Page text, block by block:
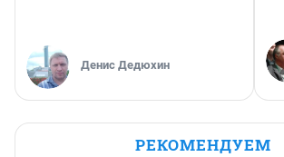
Денис Дедюхин
РЕКОМЕНДУЕМ